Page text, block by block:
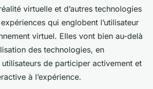
virtuelle et d’autres technologies
qui englobent l’utilisateur
virtuel. Elles vont bien au-delà
des technologies, en
de participer activement et
à l’expérience.